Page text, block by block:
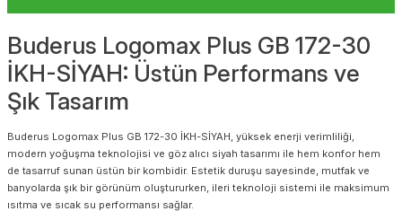
Buderus Logomax Plus GB 172-30
İKH-SİYAH: Üstün Performans ve
Şık Tasarım
Buderus Logomax Plus GB 172-30 İKH-SİYAH, yüksek enerji verimliliği,
modern yoğuşma teknolojisi ve göz alıcı siyah tasarımı ile hem konfor hem
de tasarruf sunan üstün bir kombidir. Estetik duruşu sayesinde, mutfak ve
banyolarda şık bir görünüm oluştururken, ileri teknoloji sistemi ile maksimum
ısıtma ve sıcak su performansı sağlar.